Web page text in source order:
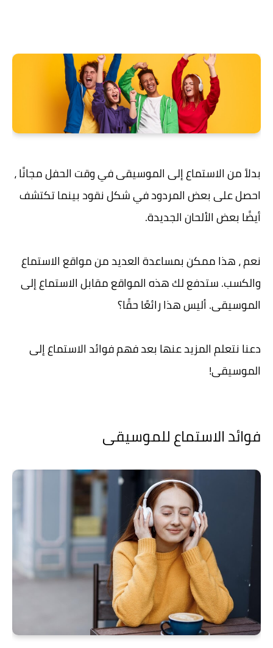
بدلاً من الاستماع إلى الموسيقى في وقت الحفل مجانًا ،
احصل على بعض المردود في شكل نقود بينما تكتشف
أيضًا بعض الألحان الجديدة.
نعم ، هذا ممكن بمساعدة العديد من مواقع الاستماع
والكسب. ستدفع لك هذه المواقع مقابل الاستماع إلى
الموسيقى. أليس هذا رائعًا حقًا؟
دعنا نتعلم المزيد عنها بعد فهم فوائد الاستماع إلى
الموسيقى!
فوائد الاستماع للموسيقى